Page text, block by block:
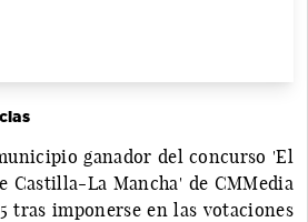
ganador del concurso 'El
Castilla-La Mancha' de CMMedia
tras imponerse en las votaciones